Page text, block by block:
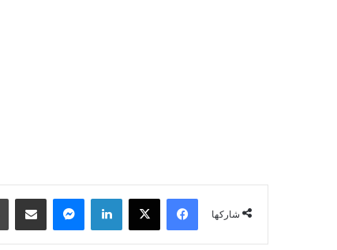
شاركها
فيسبوك لينكدإن